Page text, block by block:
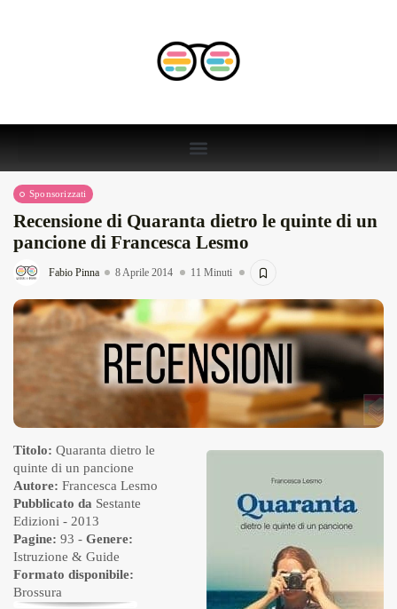
Sponsorizzati
Recensione di Quaranta dietro le quinte di un
pancione di Francesca Lesmo
Fabio Pinna 8 Aprile 2014 11 Minuti
Titolo: Quaranta dietro le
quinte di un pancione
Autore: Francesca Lesmo
Pubblicato da Sestante
Edizioni - 2013
Pagine: 93 - Genere:
Istruzione & Guide
Formato disponibile:
Brossura